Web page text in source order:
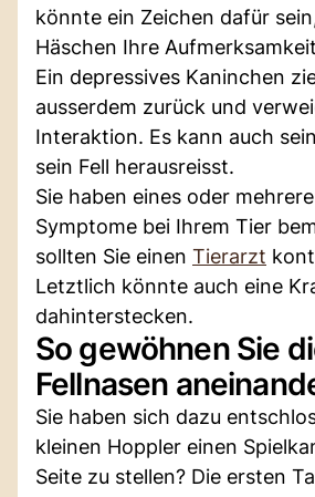
könnte ein Zeichen dafür
Häschen Ihre
Ein depressives Kaninchen
ausserdem zurück und
Interaktion. Es kann auch
sein Fell herausreisst.
Sie haben eines oder
Symptome bei Ihrem Tier
sollten Sie einen Tierarzt
Letztlich könnte auch eine
dahinterstecken.
So gewöhnen Sie
Fellnasen
Sie haben sich dazu
kleinen Hoppler einen
Seite zu stellen? Die ersten